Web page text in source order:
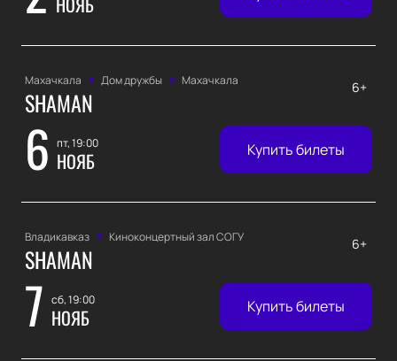
Махачкала Дом дружбы Махачкала
SHAMAN
6 пт, 19:00
НОЯБ
6+
Купить билеты
Владикавказ Киноконцертный зал СОГУ
SHAMAN
7 сб, 19:00
НОЯБ
6+
Купить билеты